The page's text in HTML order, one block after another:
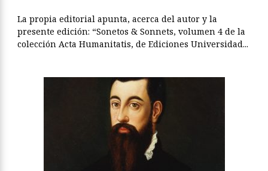
La propia editorial apunta, acerca del autor y la
presente edición: “Sonetos & Sonnets, volumen 4 de la
colección Acta Humanitatis, de Ediciones Universidad...